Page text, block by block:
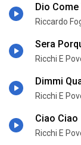
Dio
Riccardo
Sera
Ricchi E
Dimmi
Ricchi E
Ciao Ciao
Ricchi E